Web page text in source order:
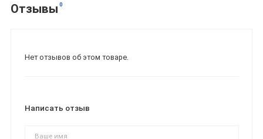
Отзывы 0
Нет отзывов об этом товаре.
Написать отзыв